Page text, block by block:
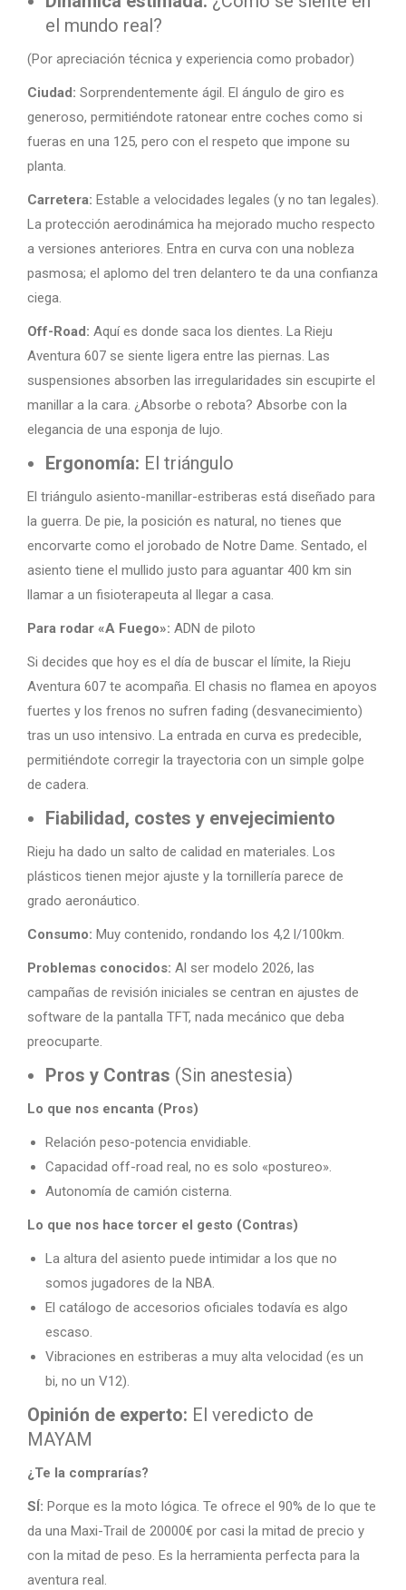
el mundo real?
(Por apreciación técnica y experiencia como probador)
Ciudad: Sorprendentemente ágil. El ángulo de giro es
generoso, permitiéndote ratonear entre coches como si
fueras en una 125, pero con el respeto que impone su
planta.
Carretera: Estable a velocidades legales (y no tan legales).
La protección aerodinámica ha mejorado mucho respecto
a versiones anteriores. Entra en curva con una nobleza
pasmosa; el aplomo del tren delantero te da una confianza
ciega.
Off-Road: Aquí es donde saca los dientes. La Rieju
Aventura 607 se siente ligera entre las piernas. Las
suspensiones absorben las irregularidades sin escupirte el
manillar a la cara. ¿Absorbe o rebota? Absorbe con la
elegancia de una esponja de lujo.
Ergonomía: El triángulo
El triángulo asiento-manillar-estriberas está diseñado para
la guerra. De pie, la posición es natural, no tienes que
encorvarte como el jorobado de Notre Dame. Sentado, el
asiento tiene el mullido justo para aguantar 400 km sin
llamar a un fisioterapeuta al llegar a casa.
Para rodar «A Fuego»: ADN de piloto
Si decides que hoy es el día de buscar el límite, la Rieju
Aventura 607 te acompaña. El chasis no flamea en apoyos
fuertes y los frenos no sufren fading (desvanecimiento)
tras un uso intensivo. La entrada en curva es predecible,
permitiéndote corregir la trayectoria con un simple golpe
de cadera.
Fiabilidad, costes y envejecimiento
Rieju ha dado un salto de calidad en materiales. Los
plásticos tienen mejor ajuste y la tornillería parece de
grado aeronáutico.
Consumo: Muy contenido, rondando los 4,2 l/100km.
Problemas conocidos: Al ser modelo 2026, las
campañas de revisión iniciales se centran en ajustes de
software de la pantalla TFT, nada mecánico que deba
preocuparte.
Pros y Contras (Sin anestesia)
Lo que nos encanta (Pros)
Relación peso-potencia envidiable.
Capacidad off-road real, no es solo «postureo».
Autonomía de camión cisterna.
Lo que nos hace torcer el gesto (Contras)
La altura del asiento puede intimidar a los que no
somos jugadores de la NBA.
El catálogo de accesorios oficiales todavía es algo
escaso.
Vibraciones en estriberas a muy alta velocidad (es un
bi, no un V12).
Opinión de experto: El veredicto de
MAYAM
¿Te la comprarías?
SÍ: Porque es la moto lógica. Te ofrece el 90% de lo que te
da una Maxi-Trail de 20000€ por casi la mitad de precio y
con la mitad de peso. Es la herramienta perfecta para la
aventura real.